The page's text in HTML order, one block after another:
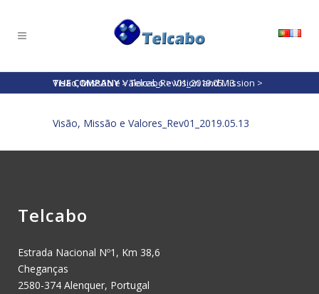
THE COMPANY >Telcabo>Vision and Mission >
Visão, Missão e Valores_Rev01_2019.05.13
Visão, Missão e Valores_Rev01_2019.05.13
Telcabo
Estrada Nacional Nº1, Km 38,6
Cheganças
2580-374 Alenquer, Portugal